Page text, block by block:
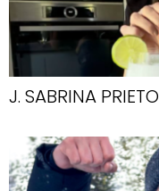
J. SABRINA PRIETO